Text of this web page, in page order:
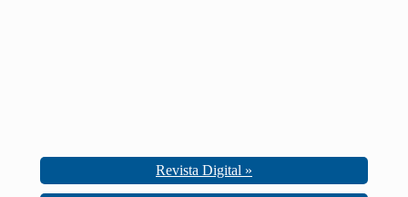
Revista Digital »